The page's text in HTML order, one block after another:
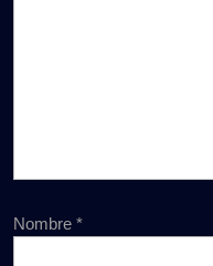
Nombre *